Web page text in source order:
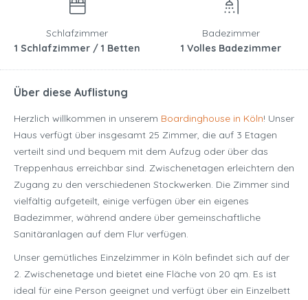
Schlafzimmer
1 Schlafzimmer / 1 Betten
Badezimmer
1 Volles Badezimmer
Über diese Auflistung
Herzlich willkommen in unserem Boardinghouse in Köln! Unser
Haus verfügt über insgesamt 25 Zimmer, die auf 3 Etagen
verteilt sind und bequem mit dem Aufzug oder über das
Treppenhaus erreichbar sind. Zwischenetagen erleichtern den
Zugang zu den verschiedenen Stockwerken. Die Zimmer sind
vielfältig aufgeteilt, einige verfügen über ein eigenes
Badezimmer, während andere über gemeinschaftliche
Sanitäranlagen auf dem Flur verfügen.
Unser gemütliches Einzelzimmer in Köln befindet sich auf der
2. Zwischenetage und bietet eine Fläche von 20 qm. Es ist
ideal für eine Person geeignet und verfügt über ein Einzelbett